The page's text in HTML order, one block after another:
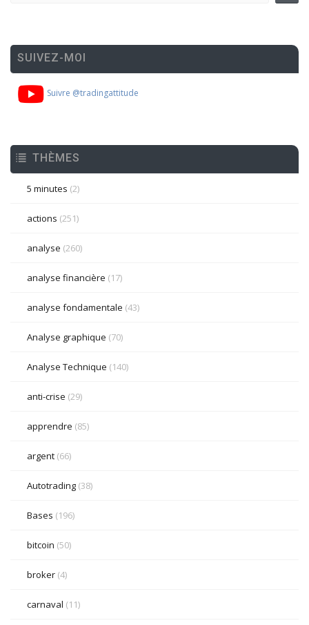
SUIVEZ-MOI
Suivre @tradingattitude
THÈMES
5 minutes (2)
actions (251)
analyse (260)
analyse financière (17)
analyse fondamentale (43)
Analyse graphique (70)
Analyse Technique (140)
anti-crise (29)
apprendre (85)
argent (66)
Autotrading (38)
Bases (196)
bitcoin (50)
broker (4)
carnaval (11)